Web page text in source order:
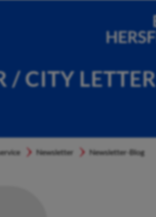
/ CITY LETTER
Newsletter Newsletter-Blog